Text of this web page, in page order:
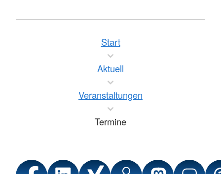
Start
Aktuell
Veranstaltungen
Termine